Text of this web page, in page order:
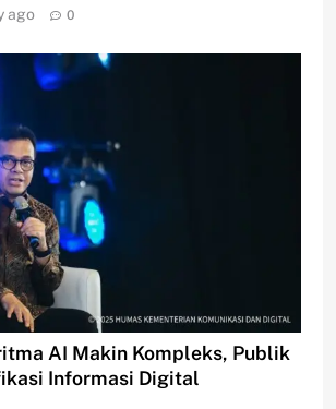
ago 0
AI Makin Kompleks, Publik
Informasi Digital